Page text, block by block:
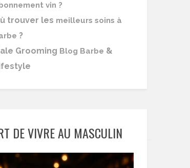
vin ?
trouver les meilleurs soins à
?
Grooming Blog Barbe &
DE VIVRE AU MASCULIN